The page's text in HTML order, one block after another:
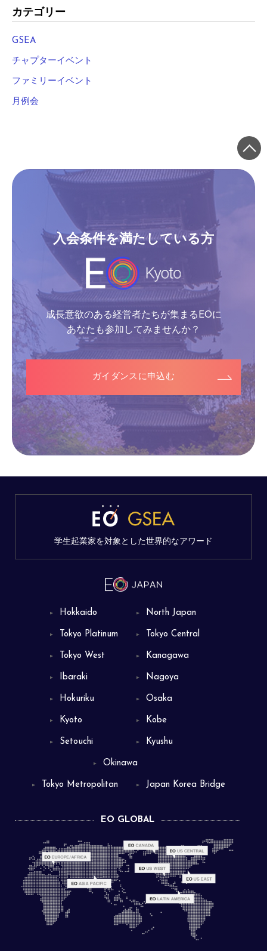
カテゴリー
GSEA
チャプターイベント
ファミリーイベント
月例会
入会条件を満たしている方
成長意欲のある経営者たちが集まるEOに
あなたも参加してみませんか？
ガイダンスに申込む
▼ Hokkaido ▼ North Japan
▼ Tokyo Platinum ▼ Tokyo Central
▼ Tokyo West ▼ Kanagawa
▼ Ibaraki ▼ Nagoya
▼ Hokuriku ▼ Osaka
▼ Kyoto ▼ Kobe
▼ Setouchi ▼ Kyushu
▼ Okinawa
▼ Tokyo Metropolitan ▼ Japan Korea Bridge
EO GLOBAL
学生起業家を対象とした世界的なアワード